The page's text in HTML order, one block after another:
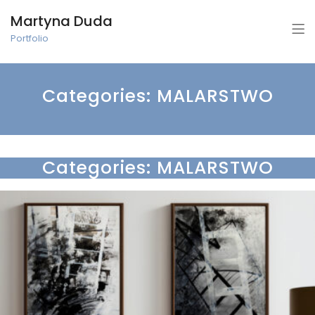
Martyna Duda
Portfolio
Categories: MALARSTWO
Categories: MALARSTWO